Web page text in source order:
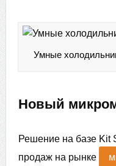
Умные
Новый
Решение на базе Kit
продаж на рынке